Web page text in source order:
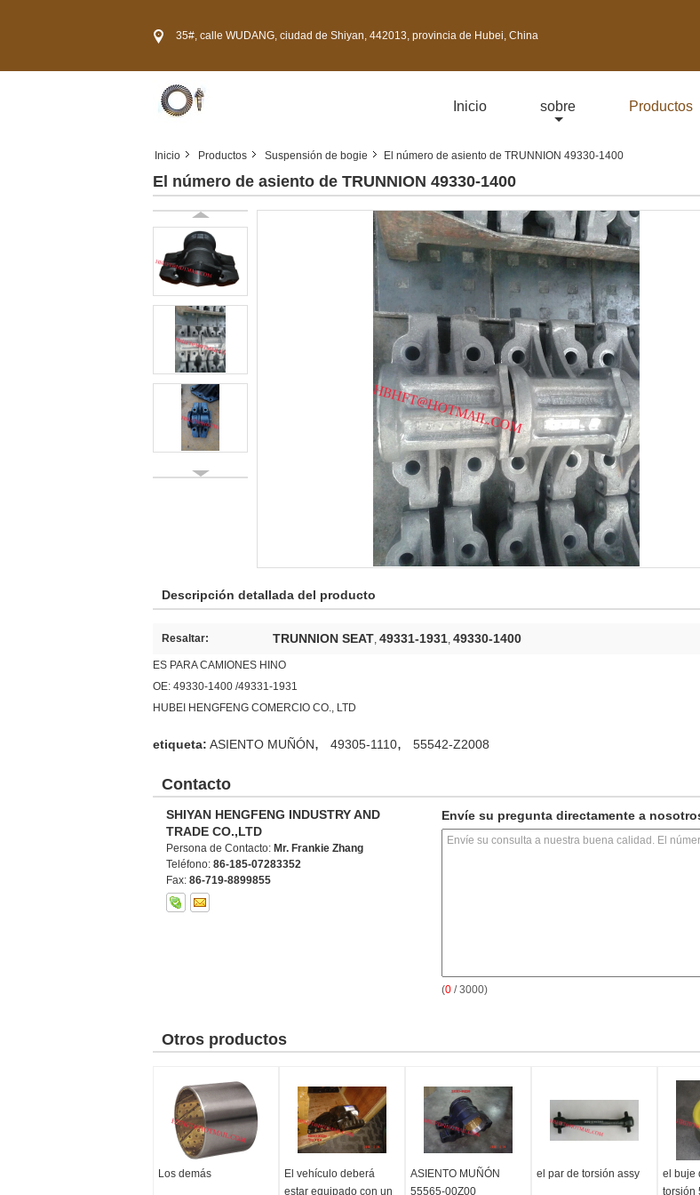
35#, calle WUDANG, ciudad de Shiyan, 442013, provincia de Hubei, China
Inicio sobre Productos
Inicio Productos Suspensión de bogie El número de asiento de TRUNNION 49330-1400
El número de asiento de TRUNNION 49330-1400
Descripción detallada del producto
Resaltar: TRUNNION SEAT, 49331-1931, 49330-1400
ES PARA CAMIONES HINO
OE: 49330-1400 /49331-1931
HUBEI HENGFENG COMERCIO CO., LTD
etiqueta: ASIENTO MUÑÓN, 49305-1110, 55542-Z2008
Contacto
SHIYAN HENGFENG INDUSTRY AND
TRADE CO.,LTD
Persona de Contacto: Mr. Frankie Zhang
Teléfono: 86-185-07283352
Fax: 86-719-8899855
Envíe su pregunta directamente a
(0 / 3000)
Otros productos
Los demás
El vehículo deberá
estar equipado con un
ASIENTO MUÑÓN
55565-00Z00
el par de torsión assy
el buje
torsión